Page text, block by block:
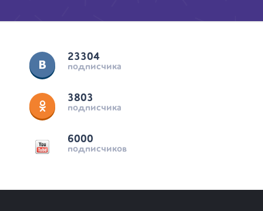
23304
подписчика
3803
подписчика
6000
подписчиков